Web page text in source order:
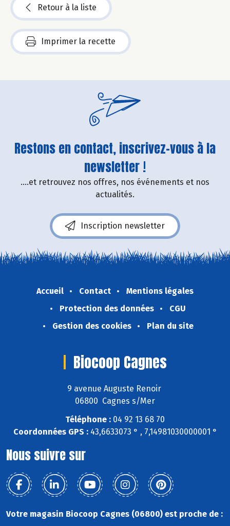
Retour à la liste
Imprimer la recette
Restons en contact, inscrivez-vous à la
newsletter !
....et retrouvez nos offres, nos événements et nos
actualités.
Inscription newsletter
Accueil Contact
Mentions légales
Protection des données
CGU
Gestion des cookies
Plan du site
Biocoop Cagnes
9 avenue Auguste Renoir
06800 Cagnes s/Mer
Téléphone : 04 92 13 68 70
Coordonnées GPS :43,6633073 ° , 7,14981030000001 °
Nous suivre sur
Votre magasin Biocoop Cagnes (06800) est proche de :